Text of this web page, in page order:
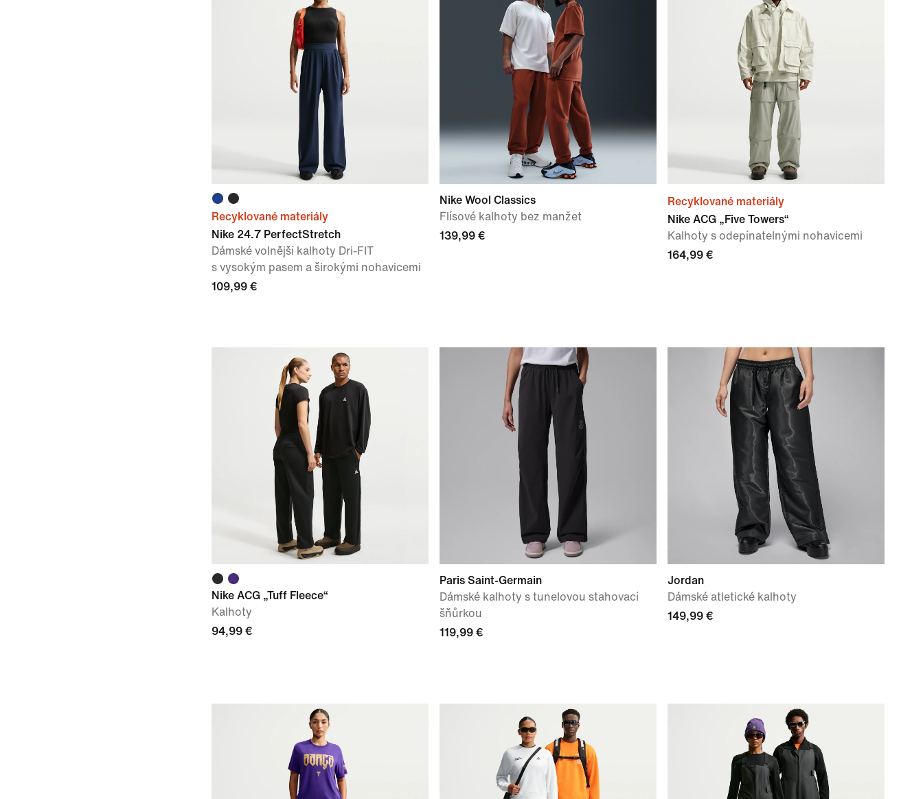
Recyklované materiály
Nike 24.7 PerfectStretch
Dámské volnější kalhoty Dri-FIT
s vysokým pasem a širokými nohavicemi
109,99 €
Nike Wool Classics
Flísové kalhoty bez manžet
139,99 €
Recyklované materiály
Nike ACG „Five Towers“
Kalhoty s odepínatelnými nohavicemi
164,99 €
Nike ACG „Tuff Fleece“
Kalhoty
94,99 €
Paris Saint-Germain
Dámské kalhoty s tunelovou stahovací
šňůrkou
119,99 €
Jordan
Dámské atletické kalhoty
149,99 €